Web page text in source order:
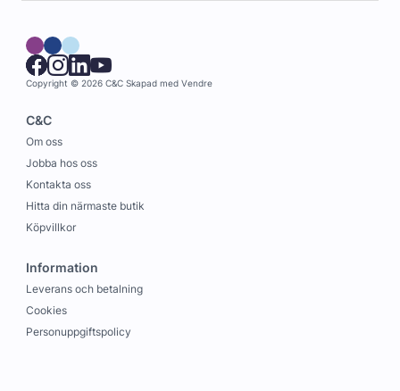
Copyright © 2026 C&C Skapad med Vendre
C&C
Om oss
Jobba hos oss
Kontakta oss
Hitta din närmaste butik
Köpvillkor
Information
Leverans och betalning
Cookies
Personuppgiftspolicy